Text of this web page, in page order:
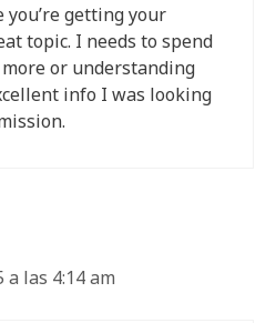
getting your
topic. I needs to spend
or understanding
info I was looking
a las 4:14 am